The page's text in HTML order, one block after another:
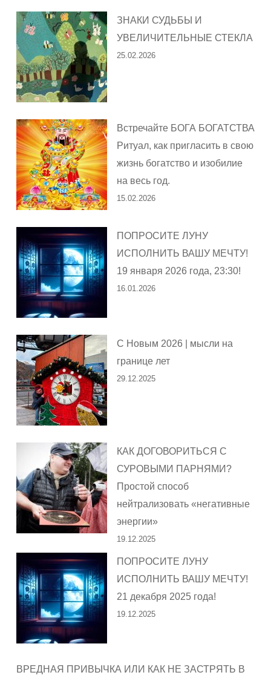
ЗНАКИ СУДЬБЫ И
УВЕЛИЧИТЕЛЬНЫЕ СТЕКЛА
25.02.2026
Встречайте БОГА БОГАТСТВА
Ритуал, как пригласить в свою
жизнь богатство и изобилие
на весь год.
15.02.2026
ПОПРОСИТЕ ЛУНУ
ИСПОЛНИТЬ ВАШУ МЕЧТУ!
19 января 2026 года, 23:30!
16.01.2026
С Новым 2026 | мысли на
границе лет
29.12.2025
КАК ДОГОВОРИТЬСЯ С
СУРОВЫМИ ПАРНЯМИ?
Простой способ
нейтрализовать «негативные
энергии»
19.12.2025
ПОПРОСИТЕ ЛУНУ
ИСПОЛНИТЬ ВАШУ МЕЧТУ!
21 декабря 2025 года!
19.12.2025
ВРЕДНАЯ ПРИВЫЧКА ИЛИ КАК НЕ ЗАСТРЯТЬ В